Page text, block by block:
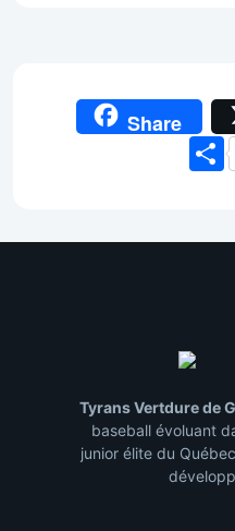
Share
Tyrans Vertdure de
baseball évoluant
junior élite du